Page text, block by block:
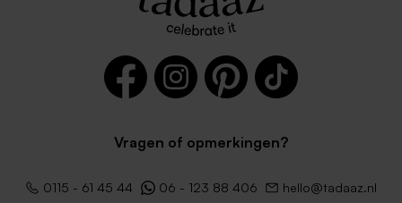
Vragen of opmerkingen?
0115 - 61 45 44 06 - 123 88 406 hello@tadaaz.nl